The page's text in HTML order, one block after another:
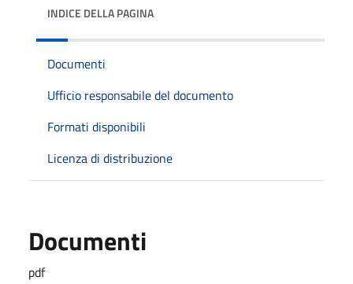
INDICE DELLA PAGINA
Documenti
Ufficio responsabile del documento
Formati disponibili
Licenza di distribuzione
Documenti
pdf